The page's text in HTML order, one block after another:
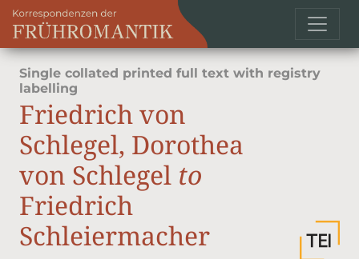
Single collated printed full text with registry
labelling
Friedrich von
Schlegel, Dorothea
von Schlegel to
Friedrich
Schleiermacher